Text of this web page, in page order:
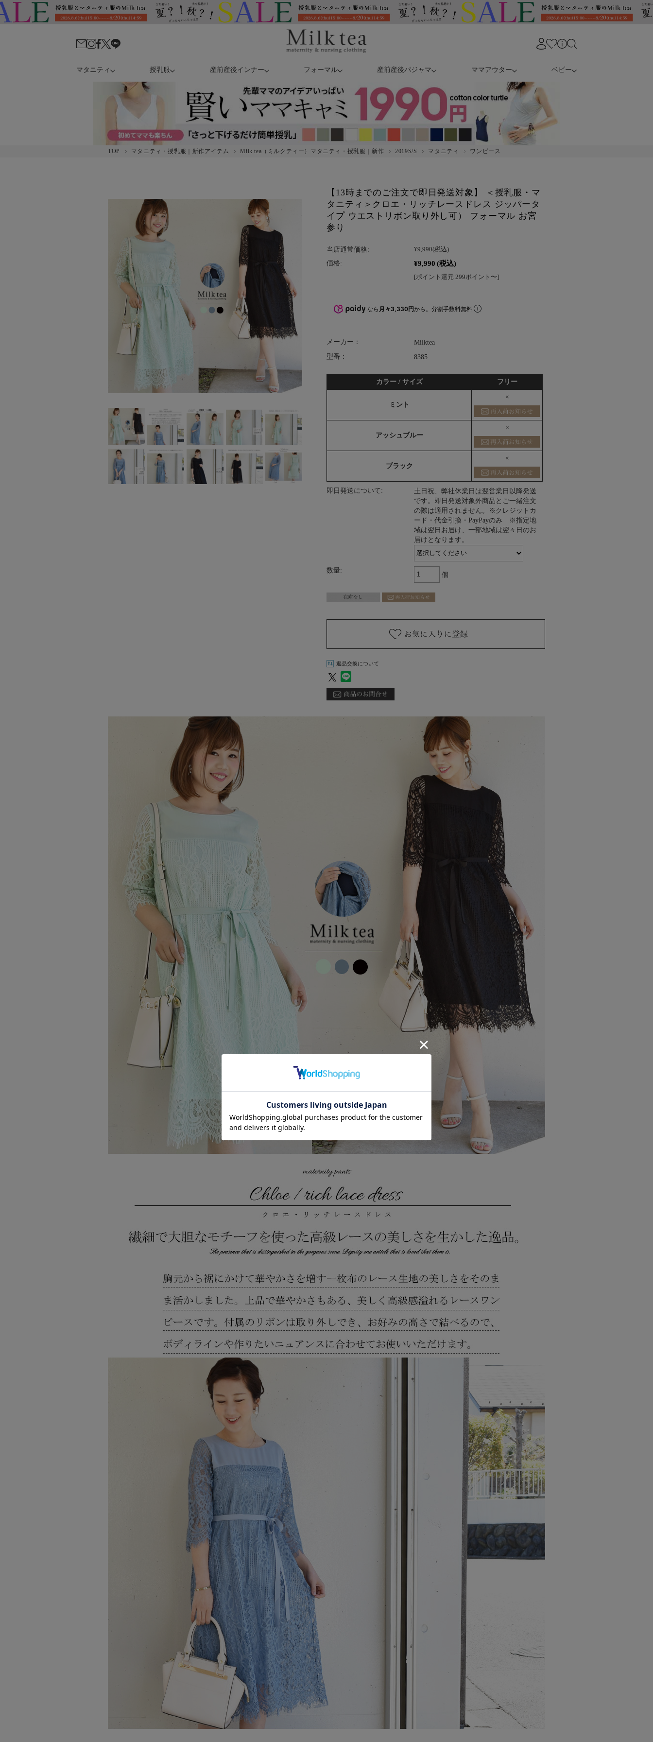
マタニティ 授乳服 産前産後インナー フォーマル 産前産後パジャマ ママアウター ベビー
TOP マタニティ・授乳服｜新作アイテム Milk tea（ミルクティー）マタニティ・授乳服｜新作 2019S/S マタニティ ワンピース
【13時までのご注文で即日発送対象】 ＜授乳服・マ
タニティ＞クロエ・リッチレースドレス ジッパータ
イプ ウエストリボン取り外し可） フォーマル お宮
参り
当店通常価格: ¥9,990(税込)
価格: ¥9,990 (税込)
[ポイント還元 299ポイント〜]
なら 月々3,330円から。分割手数料無料
メーカー：
Milktea
型番：
8385
カラー / サイズ フリー
ミント
×
アッシュブルー
×
ブラック
×
即日発送について:
土日祝、弊社休業日は翌営業日以降発送
です。即日発送対象外商品とご一緒注文
の際は適用されません。※クレジットカ
ード・代金引換・PayPayのみ ※指定地
域は翌日お届け、一部地域は翌々日のお
届けとなります。
数量:
個
返品交換について